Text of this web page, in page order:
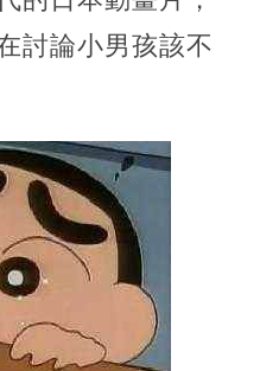
討論小男孩該不